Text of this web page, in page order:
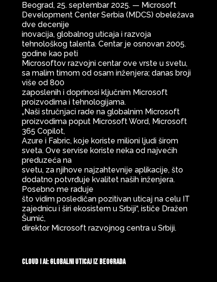
Beograd, 25. septembar 2025. — Microsoft
Development Center Serbia (MDCS) obeležava
dve decenije
inovacija, globalnog uticaja i razvoja
tehnološkog talenta. Centar je osnovan 2005.
godine kao peti
Microsoftov razvojni centar ove vrste u svetu,
sa malim timom od osam inženjera; danas broji
više od 800
zaposlenih i doprinosi ključnim Microsoft
proizvodima i tehnologijama.
„Naši stručnjaci rade na globalnim Microsoft
proizvodima poput Microsoft Word, Microsoft
365 Copilot,
Azure i Fabric, koje koriste milioni ljudi širom
sveta. Ove servise koriste neka od najvećih
preduzeća na
svetu, za njihove najzahtevnije aplikacije, što
dodatno potvrđuje kvalitet naših inženjera.
Posebno me raduje
što vidim posledičan pozitivan uticaj na celu IT
zajednicu i širi ekosistem u Srbiji“, ističe Dražen
Šumić,
direktor Microsoft razvojnog centra u Srbiji.
Cloud i AI: globalni uticaj iz Beograda